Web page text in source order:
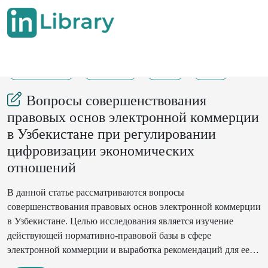
Вопросы совершенствования
правовых основ электронной коммерции
в Узбекистане при регулировании
цифровизации экономических
отношений
В данной статье рассматриваются вопросы
совершенствования правовых основ электронной коммерции
в Узбекистане. Целью исследования является изучение
действующей нормативно-правовой базы в сфере
электронной коммерции и выработка рекомендаций для ее